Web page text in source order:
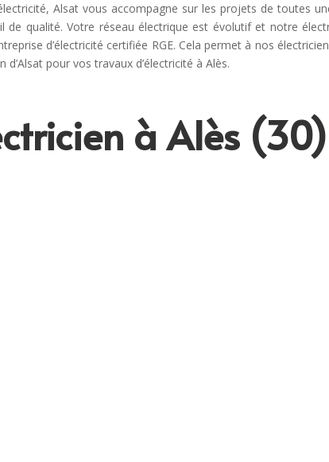
Alsat vous accompagne sur les projets de toutes
qualité. Votre réseau électrique est évolutif et notre
d’électricité certifiée RGE. Cela permet à nos
pour vos travaux d’électricité à Alès.
à Alès (30)